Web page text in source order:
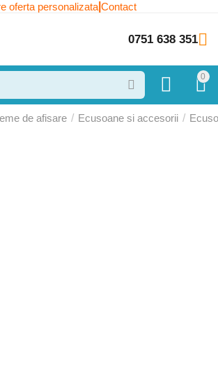
oferta personalizata Contact
0751 638 351
0
de afisare / Ecusoane si accesorii /